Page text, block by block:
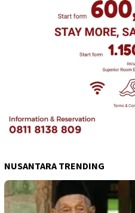
NUSANTARA TRENDING